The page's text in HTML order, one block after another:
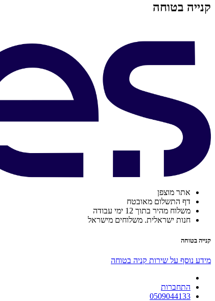
קנייה בטוחה
אתר מוצפן
דף התשלום מאובטח
משלוח מהיר בתוך 12 ימי עבודה
חנות ישראלית. משלוחים מישראל
קנייה בטוחה
מידע נוסף על שירות קניה בטוחה
התחברות
0509044133